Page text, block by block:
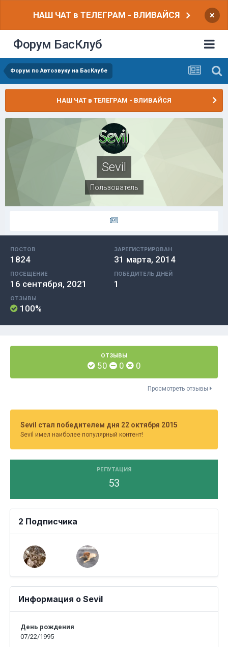
НАШ ЧАТ в ТЕЛЕГРАМ - ВЛИВАЙСЯ ×
Форум БасКлуб
Форум по Автозвуку на БасКлубе
НАШ ЧАТ в ТЕЛЕГРАМ - ВЛИВАЙСЯ
Sevil
Пользователь
ПОСТОВ
1824
ЗАРЕГИСТРИРОВАН
31 марта, 2014
ПОСЕЩЕНИЕ
16 сентября, 2021
ПОБЕДИТЕЛЬ ДНЕЙ
1
ОТЗЫВЫ
100%
ОТЗЫВЫ
50 0 0
Просмотреть отзывы
Sevil стал победителем дня 22 октября 2015
Sevil имел наиболее популярный контент!
РЕПУТАЦИЯ
53
2 Подписчика
Информация о Sevil
День рождения
07/22/1995